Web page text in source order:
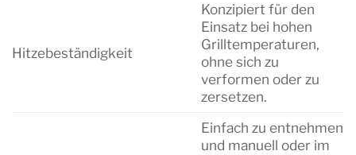
Hitzebeständigkeit
Konzipiert für den
Einsatz bei hohen
Grilltemperaturen,
ohne sich zu
verformen oder zu
zersetzen.
Einfach zu entnehmen
und manuell oder im